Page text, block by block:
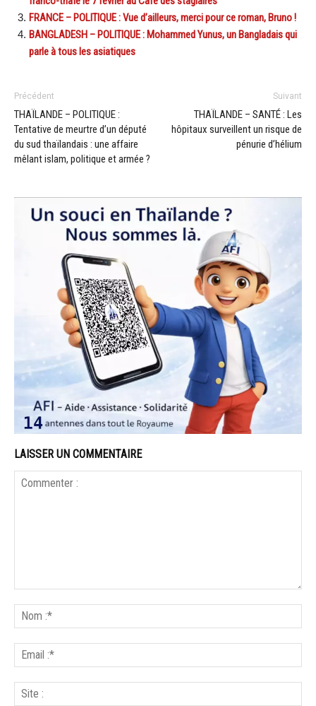
FRANCE – POLITIQUE : Vue d’ailleurs, merci pour ce roman, Bruno !
BANGLADESH – POLITIQUE : Mohammed Yunus, un Bangladais qui
parle à tous les asiatiques
Précédent
THAÏLANDE – POLITIQUE :
Tentative de meurtre d’un député
du sud thaïlandais : une affaire
mêlant islam, politique et armée ?
Suivant
THAÏLANDE – SANTÉ : Les
hôpitaux surveillent un risque de
pénurie d’hélium
LAISSER UN COMMENTAIRE